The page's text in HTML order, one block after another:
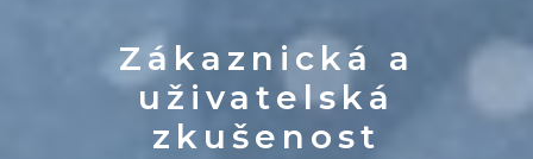
Zákaznická a
uživatelská
zkušenost